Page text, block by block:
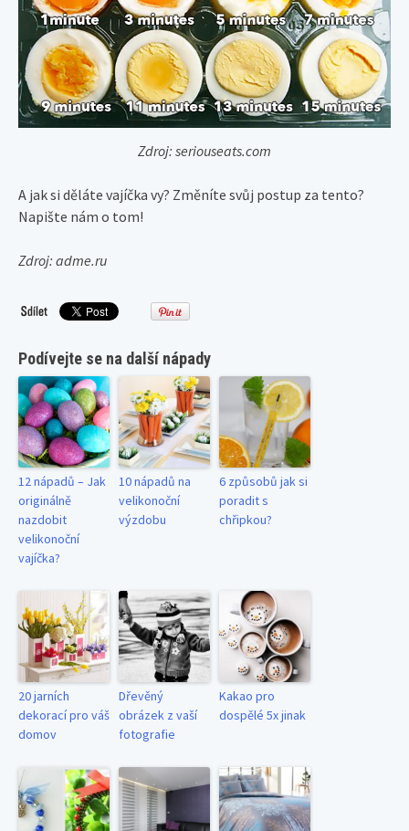
Zdroj: seriouseats.com
A jak si děláte vajíčka vy? Změníte svůj postup za tento?
Napište nám o tom!
Zdroj: adme.ru
Podívejte se na další nápady
12 nápadů – Jak
originálně
nazdobit
velikonoční
vajíčka?
10 nápadů na
velikonoční
výzdobu
6 způsobů jak si
poradit s
chřipkou?
20 jarních
dekorací pro váš
domov
Dřevěný
obrázek z vaší
fotografie
Kakao pro
dospělé 5x jinak